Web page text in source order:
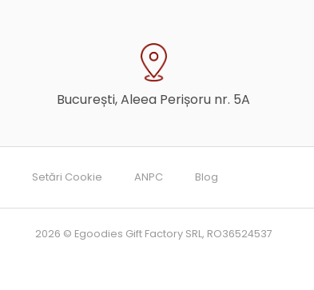
București, Aleea Perișoru nr. 5A
Setări Cookie ANPC Blog
2026 © Egoodies Gift Factory SRL, RO36524537